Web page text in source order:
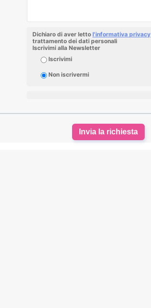
Dichiaro di aver letto l'informativa privacy
trattamento dei dati personali
Iscrivimi alla Newsletter
Iscrivimi
Non iscrivermi
Invia la richiesta